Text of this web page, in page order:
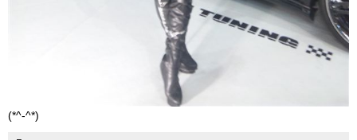
(*^-^*)